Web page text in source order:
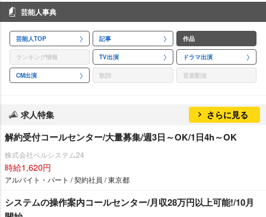
芸能人事典
芸能人TOP 記事 作品
ランキング情報 TV出演 ドラマ出演
CM出演 歌詞 音楽配信
求人特集 さらに見る
解約受付コールセンター/大量募集/週3日～OK/1日4h～OK
株式会社ベルシステム24
時給1,620円
アルバイト・パート / 契約社員 / 東京都
システムの操作案内コールセンター/月収28万円以上可能!/10月